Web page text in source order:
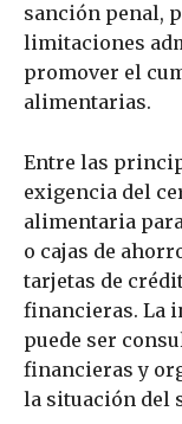
sanción penal,
limitaciones
promover el
alimentarias.
Entre las
exigencia del
alimentaria
o cajas de
tarjetas de
financieras. La
puede ser
financieras y
la situación del